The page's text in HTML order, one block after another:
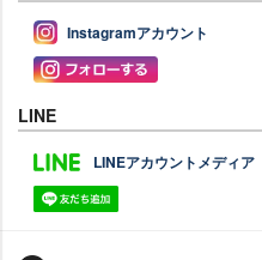
Instagramアカウント
LINE
LINEアカウントメディア